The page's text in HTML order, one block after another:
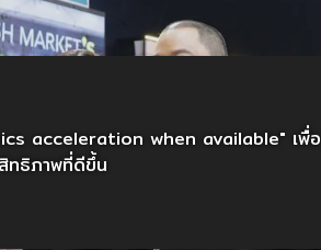
acceleration when available" เพื่อ
ทธิภาพที่ดีขึ้น